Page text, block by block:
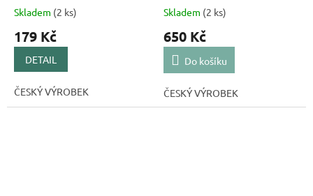
Skladem (2 ks)
179 Kč
DETAIL
ČESKÝ VÝROBEK
Skladem (2 ks)
650 Kč
Do košíku
ČESKÝ VÝROBEK